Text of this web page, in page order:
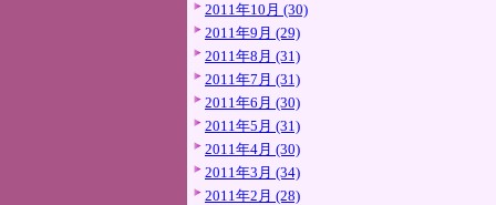
2011年10月 (30)
2011年9月 (29)
2011年8月 (31)
2011年7月 (31)
2011年6月 (30)
2011年5月 (31)
2011年4月 (30)
2011年3月 (34)
2011年2月 (28)